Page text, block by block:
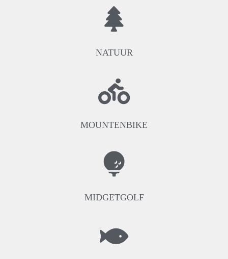
NATUUR
MOUNTENBIKE
MIDGETGOLF